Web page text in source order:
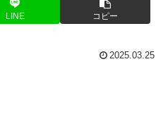
LINE コピー
2025.03.25